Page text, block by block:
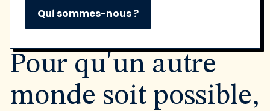
Qui sommes-nous ?
Pour qu'un autre
monde soit possible,